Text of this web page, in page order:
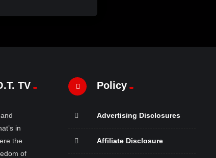
TV
in
the
of
Policy
Advertising Disclosures
Affiliate Disclosure